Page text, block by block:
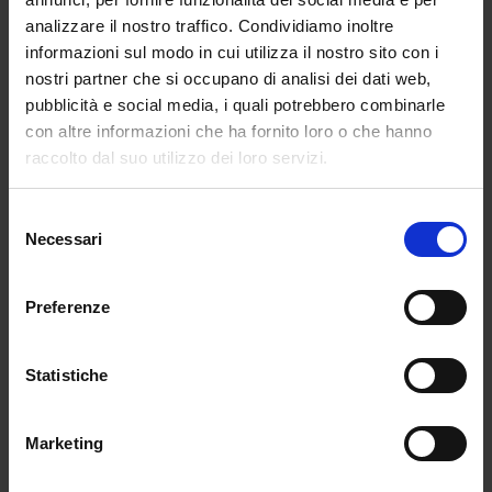
analizzare il nostro traffico. Condividiamo inoltre
informazioni sul modo in cui utilizza il nostro sito con i
nostri partner che si occupano di analisi dei dati web,
pubblicità e social media, i quali potrebbero combinarle
con altre informazioni che ha fornito loro o che hanno
raccolto dal suo utilizzo dei loro servizi.
delNecessari
Preferenze
Statistiche
Marketing
Cultura matematico-scientifica (20 quesiti)
Per lo svolgimento della prova è assegnato un
tempo di 150 minuti.
Graduatoria
La graduatoria degli aspiranti all’ammissione al
candidati che hanno conseguito nella prova un
un numero di candidati non superiore al
La laurea in Scienze della formazione primaria